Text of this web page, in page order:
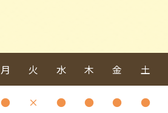
月 火 水 木 金 土
● × ● ● ● ●